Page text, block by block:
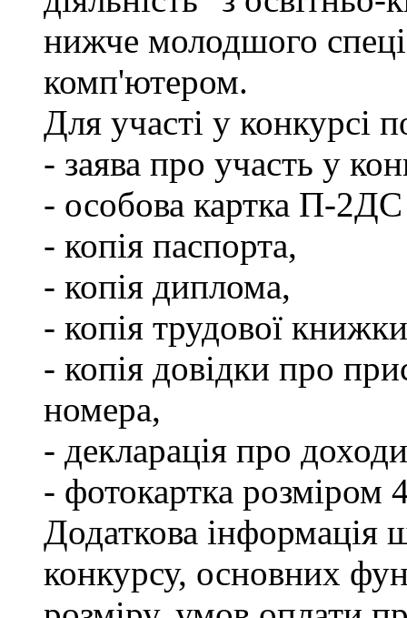
нижче молодшого
комп'ютером.
Для участі у конкурсі
- заява про участь у
- особова картка П-
- копія паспорта,
- копія диплома,
- копія трудової
- копія довідки про
номера,
- декларація про
- фотокартка розміром
Додаткова інформація
конкурсу, основних